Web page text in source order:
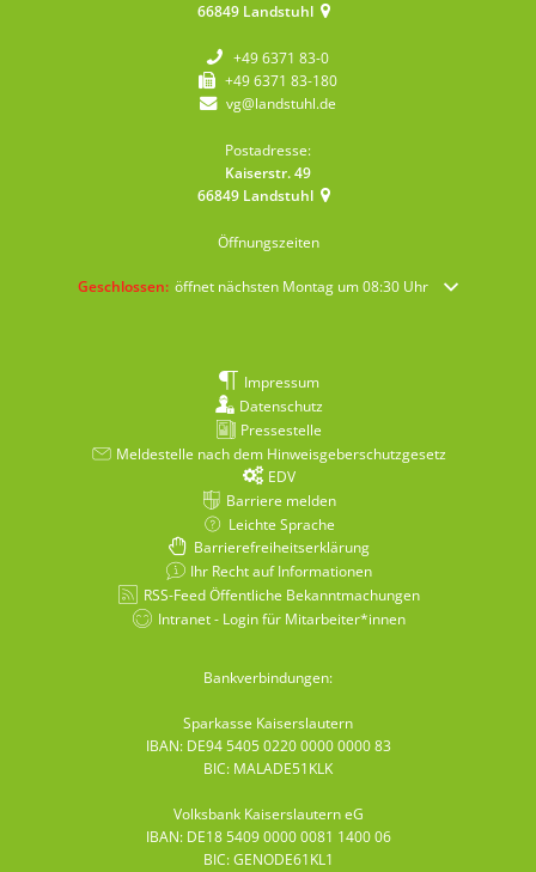
66849 Landstuhl
+49 6371 83-0
+49 6371 83-180
vg@landstuhl.de
Postadresse:
Kaiserstr. 49
66849 Landstuhl
Öffnungszeiten
Klicken, um weitere Öffnungs- oder Schließzeiten auszublenden
Geschlossen: öffnet nächsten Montag um 08:30 Uhr
Impressum
Datenschutz
Pressestelle
Meldestelle nach dem Hinweisgeberschutzgesetz
EDV
Barriere melden
Leichte Sprache
Barrierefreiheitserklärung
Ihr Recht auf Informationen
RSS-Feed Öffentliche Bekanntmachungen
Intranet - Login für Mitarbeiter*innen
Bankverbindungen:
Sparkasse Kaiserslautern
IBAN: DE94 5405 0220 0000 0000 83
BIC: MALADE51KLK
Volksbank Kaiserslautern eG
IBAN: DE18 5409 0000 0081 1400 06
BIC: GENODE61KL1